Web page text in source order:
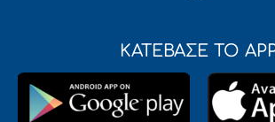
ΚΑΤΕΒΑΣΕ ΤΟ